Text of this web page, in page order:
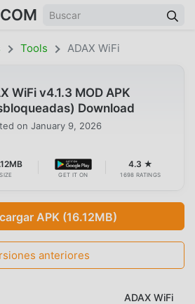
Tools ADAX WiFi
WiFi v4.1.3 MOD APK
Download
on January 9, 2026
SIZE GET IT ON
4.3 ★
1698 RATINGS
APK (16.12MB)
anteriores
ADAX WiFi